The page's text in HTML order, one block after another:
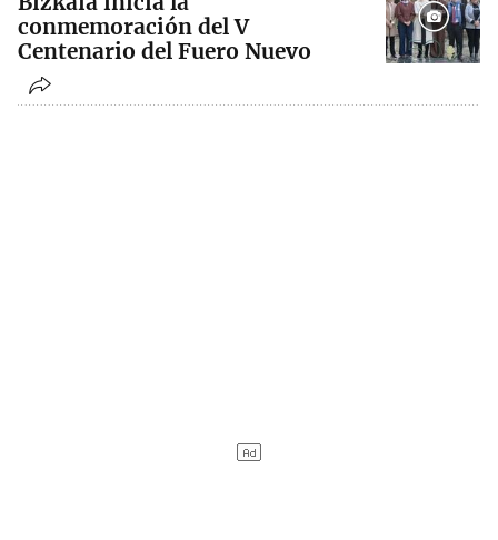
conmemoración del V
Centenario del Fuero Nuevo